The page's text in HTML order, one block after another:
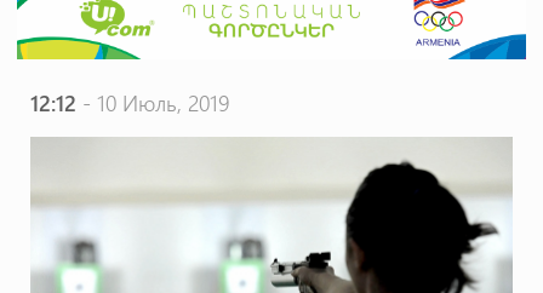
12:12 - 10 Июль, 2019